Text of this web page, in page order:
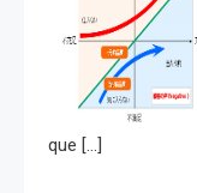
que […]